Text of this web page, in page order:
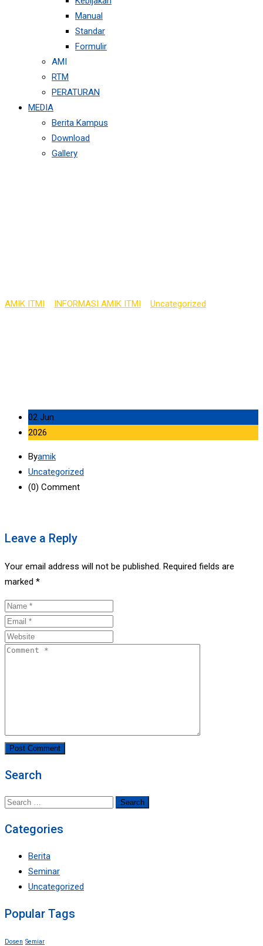
Manual
Standar
Formulir
AMI
RTM
PERATURAN
MEDIA
Berita Kampus
Download
Gallery
AMIK ITMI INFORMASI AMIK ITMI Uncategorized
02 Jun
2026
Byamik
Uncategorized
(0) Comment
Leave a Reply
Your email address will not be published. Required fields are
marked *
Search
Search
Categories
Berita
Seminar
Uncategorized
Popular Tags
Dosen Semiar